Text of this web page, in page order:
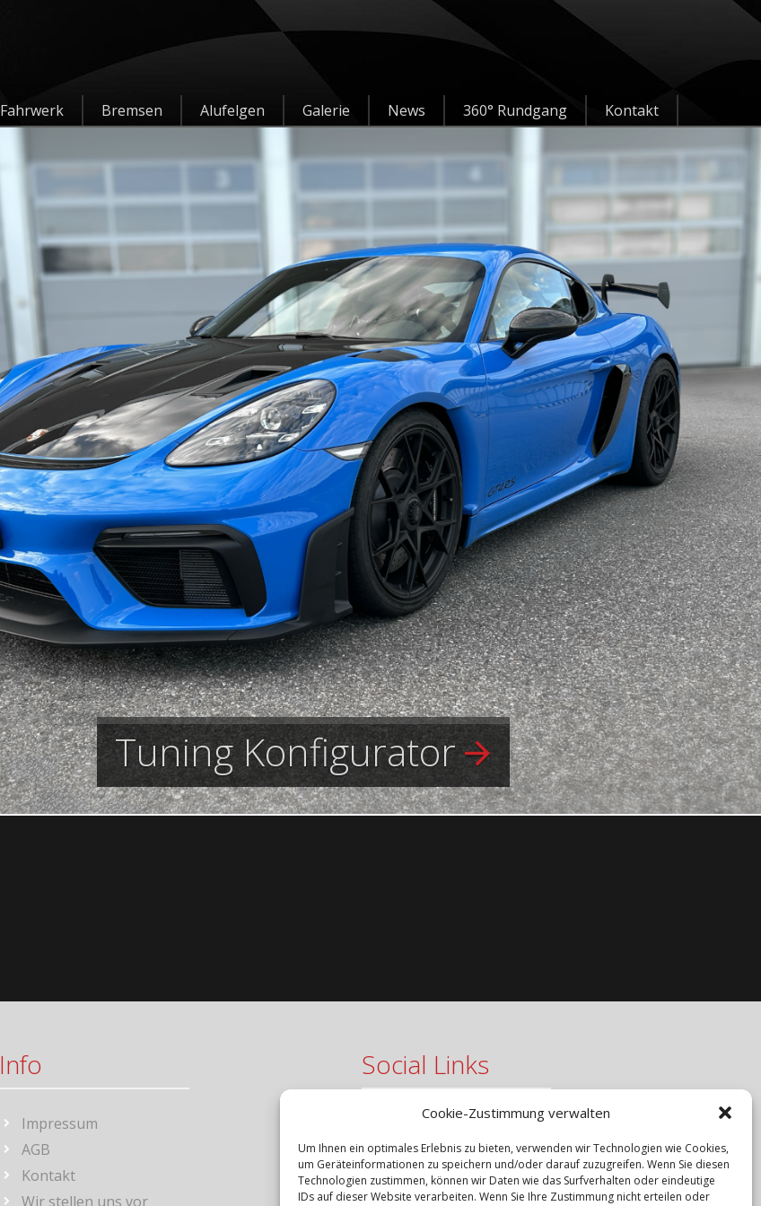
Cookie-Zustimmung verwalten
Um Ihnen ein optimales Erlebnis zu bieten, verwenden wir Technologien wie Cookies,
um Geräteinformationen zu speichern und/oder darauf zuzugreifen. Wenn Sie diesen
Technologien zustimmen, können wir Daten wie das Surfverhalten oder eindeutige
IDs auf dieser Website verarbeiten. Wenn Sie Ihre Zustimmung nicht erteilen oder
Fahrwerk Bremsen Alufelgen Galerie News 360° Rundgang Kontakt
Tuning Konfigurator
Info
Impressum
AGB
Kontakt
Wir stellen uns vor
Social Links